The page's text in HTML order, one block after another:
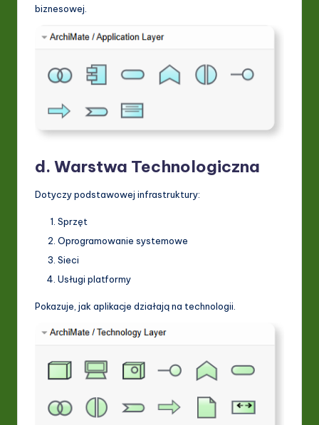
biznesowej.
d. Warstwa Technologiczna
Dotyczy podstawowej infrastruktury:
Sprzęt
Oprogramowanie systemowe
Sieci
Usługi platformy
Pokazuje, jak aplikacje działają na technologii.